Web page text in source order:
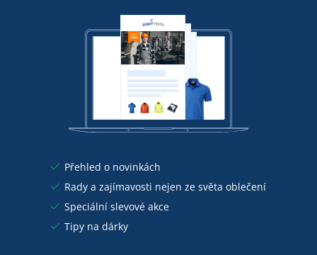
Přehled o novinkách
Rady a zajímavosti nejen ze světa oblečení
Speciální slevové akce
Tipy na dárky